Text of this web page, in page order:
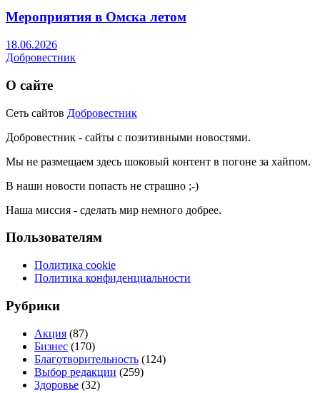
Мероприятия в Омска летом
18.06.2026
Добровестник
О сайте
Сеть сайтов Добровестник
Добровестник - сайты с позитивными новостями.
Мы не размещаем здесь шоковый контент в погоне за хайпом.
В наши новости попасть не страшно ;-)
Наша миссия - сделать мир немного добрее.
Пользователям
Политика cookie
Политика конфиденциальности
Рубрики
Акция (87)
Бизнес (170)
Благотворительность (124)
Выбор редакции (259)
Здоровье (32)